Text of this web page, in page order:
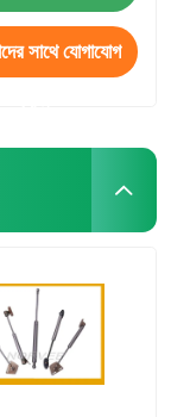
সাথে যোগাযোগ